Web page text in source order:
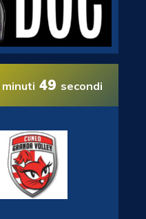
minuti 48 secondi